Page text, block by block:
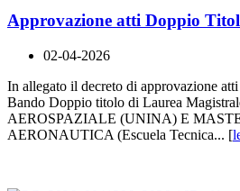
Approvazione atti Doppio
02-04-2026
In allegato il decreto di approvazione
Bando Doppio titolo di Laurea
AEROSPAZIALE (UNINA) E
AERONAUTICA (Escuela Tecnica... [